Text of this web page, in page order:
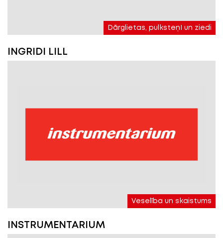
Dārglietas, pulksteņI un ziedi
INGRIDI LILL
Veselība un skaistums
INSTRUMENTARIUM